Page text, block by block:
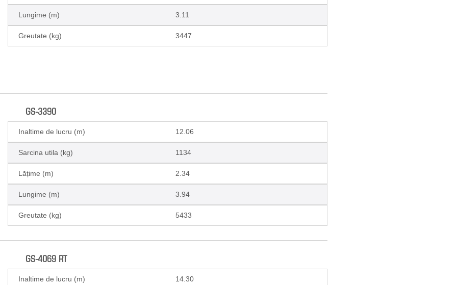
Lungime (m) 3.11
Greutate (kg) 3447
GS-3390
Inaltime de lucru (m) 12.06
Sarcina utila (kg) 1134
Lățime (m) 2.34
Lungime (m) 3.94
Greutate (kg) 5433
GS-4069 RT
Inaltime de lucru (m) 14.30